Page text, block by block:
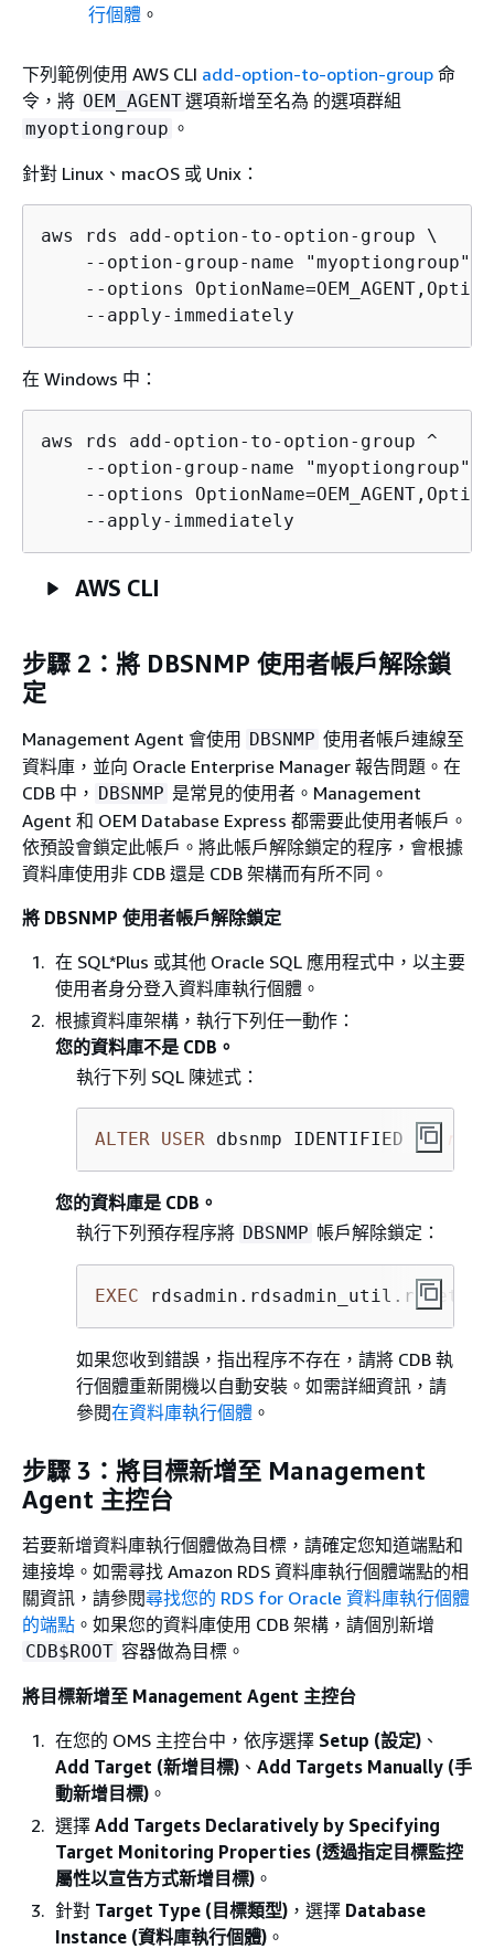
行個體 。
下列範例使用 AWS CLI add-option-to-option-group 命
令，將 OEM_AGENT選項新增至名為 的選項群組
myoptiongroup 。
針對 Linux、macOS 或 Unix：
aws rds add-option-to-option-group \
    --option-group-name "myoptiongroup" \
--options
    --apply-immediately
在 Windows 中：
aws rds add-option-to-option-group ^
    --option-group-name "myoptiongroup" ^
--options
    --apply-immediately
AWS CLI
步驟 2：將 DBSNMP 使用者帳戶解除鎖
定
Management Agent 會使用 DBSNMP 使用者帳戶連線至
資料庫，並向 Oracle Enterprise Manager 報告問題。在
CDB 中， DBSNMP 是常見的使用者。Management
Agent 和 OEM Database Express 都需要此使用者帳戶。
依預設會鎖定此帳戶。 將此帳戶解除鎖定的程序，會根據
資料庫使用非 CDB 還是 CDB 架構而有所不同。
將 DBSNMP 使用者帳戶解除鎖定
在 SQL*Plus 或其他 Oracle SQL 應用程式中，以主要
使用者身分登入資料庫執行個體。
根據資料庫架構，執行下列任一動作：
您的資料庫不是 CDB。
執行下列 SQL 陳述式：
ALTER USER dbsnmp IDENTIFIED BY
您的資料庫是 CDB。
執行下列預存程序將 DBSNMP 帳戶解除鎖定：
EXEC
如果您收到錯誤，指出程序不存在，請將 CDB 執
行個體重新開機以自動安裝。如需詳細資訊，請
參閱在資料庫執行個體。
步驟 3：將目標新增至 Management
Agent 主控台
若要新增資料庫執行個體做為目標，請確定您知道端點和
連接埠。如需尋找 Amazon RDS 資料庫執行個體端點的相
關資訊，請參閱尋找您的 RDS for Oracle 資料庫執行個體
的端點 。如果您的資料庫使用 CDB 架構，請個別新增
CDB$ROOT 容器做為目標。
將目標新增至 Management Agent 主控台
在您的 OMS 主控台中，依序選擇 Setup (設定) 、
Add Target (新增目標) 、 Add Targets Manually (手
動新增目標) 。
選擇 Add Targets Declaratively by Specifying
Target Monitoring Properties (透過指定目標監控
屬性以宣告方式新增目標) 。
針對 Target Type (目標類型) ，選擇 Database
Instance (資料庫執行個體) 。